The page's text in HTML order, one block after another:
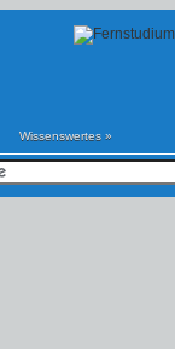
Wissenswertes »